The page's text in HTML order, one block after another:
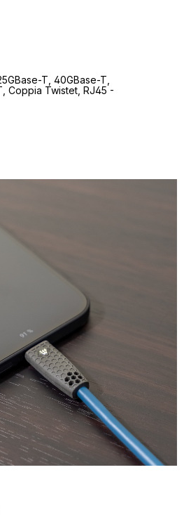
T, 40GBase-T,
Coppia Twistet, RJ45 -